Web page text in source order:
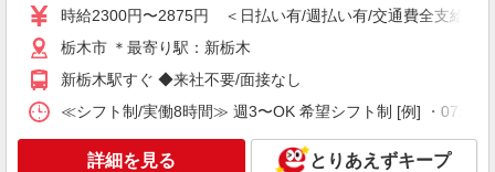
護STAFF。日払いOK
時給2000円〜2500円＜交通費全額支給/日払
い・週払いOK/履歴書不要＞
キープ 詳細を見る
時給2300円〜2875円 ＜日払い有/週払い有/交通費全支給(ガ
栃木市 ＊最寄り駅：新栃木
新栃木駅すぐ ◆来社不要/面接なし
≪シフト制/実働8時間≫ 週3〜OK 希望シフト制 [例] ・
詳細を見る とりあえずキープ